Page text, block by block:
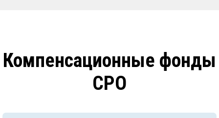
Компенсационные фонды
СРО